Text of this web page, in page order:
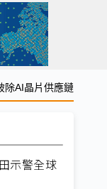
除AI晶片供應鏈
示警全球